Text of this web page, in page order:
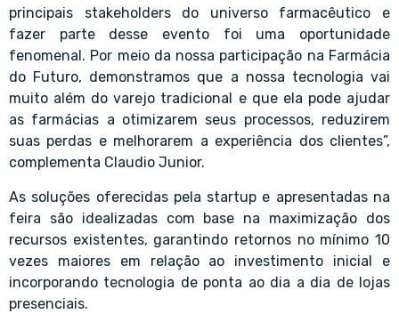
principais stakeholders do universo farmacêutico e
fazer parte desse evento foi uma oportunidade
fenomenal. Por meio da nossa participação na Farmácia
do Futuro, demonstramos que a nossa tecnologia vai
muito além do varejo tradicional e que ela pode ajudar
as farmácias a otimizarem seus processos, reduzirem
suas perdas e melhorarem a experiência dos clientes”,
complementa Claudio Junior.
As soluções oferecidas pela startup e apresentadas na
feira são idealizadas com base na maximização dos
recursos existentes, garantindo retornos no mínimo 10
vezes maiores em relação ao investimento inicial e
incorporando tecnologia de ponta ao dia a dia de lojas
presenciais.